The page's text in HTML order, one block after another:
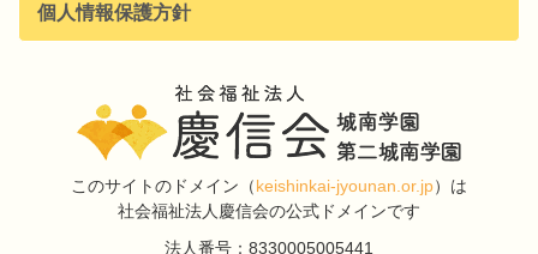
個人情報保護方針
このサイトのドメイン （keishinkai-jyounan.or.jp）は
社会福祉法人慶信会の公式ドメインです
法人番号：8330005005441